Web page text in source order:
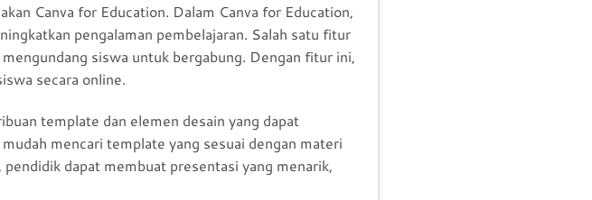
Canva for Education. Dalam Canva for Education,
pengalaman pembelajaran. Salah satu fitur
siswa untuk bergabung. Dengan fitur ini,
secara online.
template dan elemen desain yang dapat
mencari template yang sesuai dengan materi
dapat membuat presentasi yang menarik,